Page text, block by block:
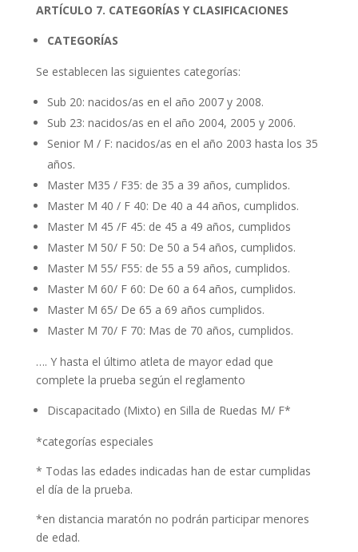
ARTÍCULO 7. CATEGORÍAS Y CLASIFICACIONES
CATEGORÍAS
Se establecen las siguientes categorías:
Sub 20: nacidos/as en el año 2007 y 2008.
Sub 23: nacidos/as en el año 2004, 2005 y 2006.
Senior M / F: nacidos/as en el año 2003 hasta los 35
años.
Master M35 / F35: de 35 a 39 años, cumplidos.
Master M 40 / F 40: De 40 a 44 años, cumplidos.
Master M 45 /F 45: de 45 a 49 años, cumplidos
Master M 50/ F 50: De 50 a 54 años, cumplidos.
Master M 55/ F55: de 55 a 59 años, cumplidos.
Master M 60/ F 60: De 60 a 64 años, cumplidos.
Master M 65/ De 65 a 69 años cumplidos.
Master M 70/ F 70: Mas de 70 años, cumplidos.
…. Y hasta el último atleta de mayor edad que
complete la prueba según el reglamento
Discapacitado (Mixto) en Silla de Ruedas M/ F*
*categorías especiales
* Todas las edades indicadas han de estar cumplidas
el día de la prueba.
*en distancia maratón no podrán participar menores
de edad.